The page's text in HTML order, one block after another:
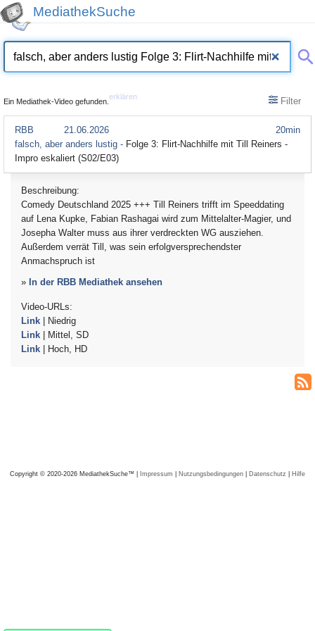
MediathekSuche
Ein Mediathek-Video gefunden.
erklären Filter
20min
RBB
21.06.2026
falsch, aber anders lustig - Folge 3: Flirt-Nachhilfe mit Till Reiners -
Impro eskaliert (S02/E03)
Beschreibung:
Comedy Deutschland 2025 +++ Till Reiners trifft im Speeddating
auf Lena Kupke, Fabian Rashagai wird zum Mittelalter-Magier, und
Josepha Walter muss aus ihrer verdreckten WG ausziehen.
Außerdem verrät Till, was sein erfolgversprechendster
Anmachspruch ist
» In der RBB Mediathek ansehen
Video-URLs:
Link | Niedrig
Link | Mittel, SD
Link | Hoch, HD
Copyright © 2020-2026 MediathekSuche™ | Impressum | Nutzungsbedingungen | Datenschutz | Hilfe